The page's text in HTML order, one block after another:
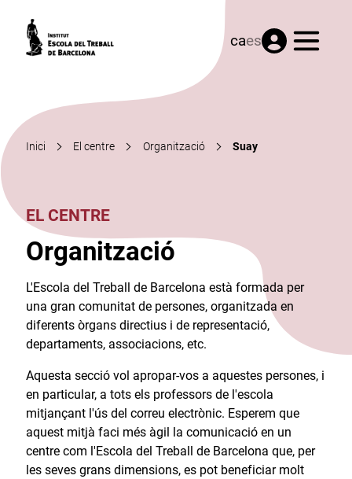
caes Menú
Inici El centre Organització Suay
EL CENTRE
Organització
L'Escola del Treball de Barcelona està formada per
una gran comunitat de persones, organitzada en
diferents òrgans directius i de representació,
departaments, associacions, etc.​
Aquesta secció vol apropar-vos a aquestes persones, i
en particular, a tots els professors de l'escola
mitjançant l'ús del correu electrònic. Esperem que
aquest mitjà faci més àgil la comunicació en un
centre com l'Escola del Treball de Barcelona que, per
les seves grans dimensions, es pot beneficiar molt